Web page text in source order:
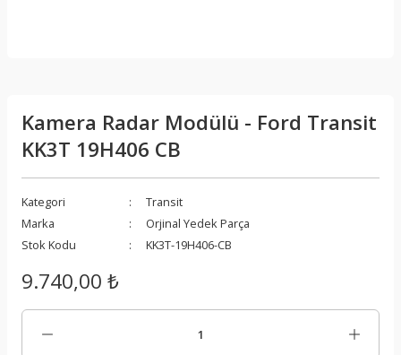
Kamera Radar Modülü - Ford Transit
KK3T 19H406 CB
Kategori
Transit
Marka
Orjinal Yedek Parça
Stok Kodu
KK3T-19H406-CB
9.740,00 ₺